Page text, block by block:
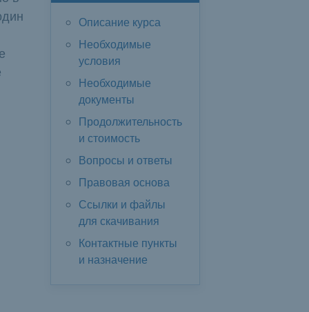
Описание курса
Необходимые
условия
Необходимые
документы
Продолжительность
и стоимость
Вопросы и ответы
Правовая основа
Ссылки и файлы
для скачивания
Контактные пункты
и назначение